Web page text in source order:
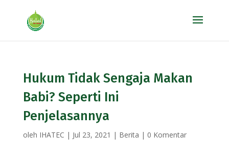
Hukum Tidak Sengaja Makan
Babi? Seperti Ini
Penjelasannya
oleh IHATEC | Jul 23, 2021 | Berita | 0 Komentar